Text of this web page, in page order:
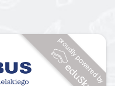
proudly powered by